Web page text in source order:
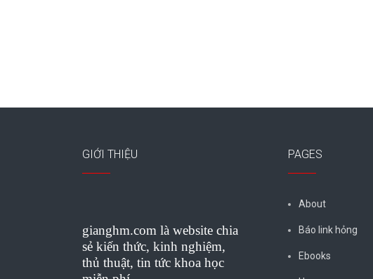
GIỚI THIỆU
gianghm.com là website chia
sẻ kiến thức, kinh nghiệm,
thủ thuật, tin tức khoa học
PAGES
About
Báo link hỏng
Ebooks